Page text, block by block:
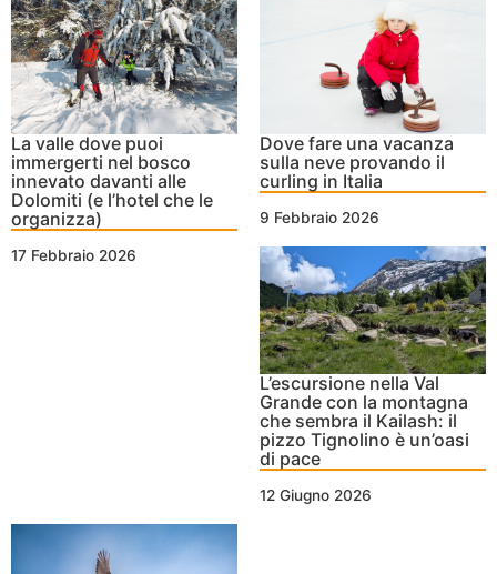
La valle dove puoi
immergerti nel bosco
innevato davanti alle
Dolomiti (e l’hotel che le
organizza)
17 Febbraio 2026
Dove fare una vacanza
sulla neve provando il
curling in Italia
9 Febbraio 2026
L’escursione nella Val
Grande con la montagna
che sembra il Kailash: il
pizzo Tignolino è un’oasi
di pace
12 Giugno 2026